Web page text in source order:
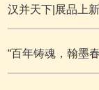
汉并天下|展品上
“百年铸魂，翰墨